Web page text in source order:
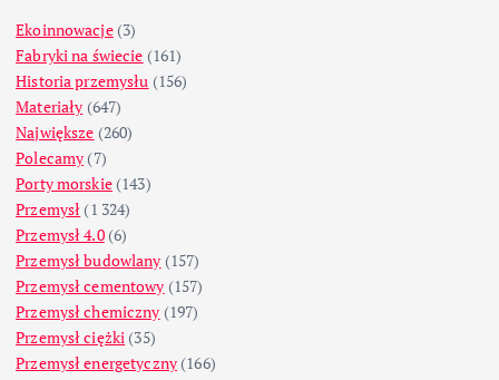
Ekoinnowacje(3)
Fabryki na świecie (161)
Historia przemysłu (156)
Materiały (647)
Największe (260)
Polecamy (7)
Porty morskie(143)
Przemysł (1 324)
Przemysł 4.0(6)
Przemysł budowlany (157)
Przemysł cementowy (157)
Przemysł chemiczny (197)
Przemysł ciężki (35)
Przemysł energetyczny (166)